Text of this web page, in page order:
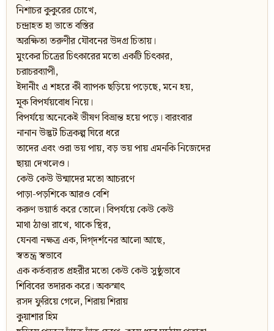
নিশাচর কুকুরের চোখে,
চন্দ্রাহত হা ভাতে বস্তির
অরক্ষিতা তরুণীর যৌবনের উদগ্র চিতায়।
মুংকের চিত্রের চিৎকারের মতো একটি চিৎকার,
চরাচরব্যাপী,
ইদানীং এ শহরে কী ব্যাপক ছড়িয়ে পড়েছে, মনে হয়,
মূক বিপর্যয়বোধ নিয়ে।
বিপর্যয়ে অনেকেই ভীষণ বিভ্রান্ত হয়ে পড়ে। বারংবার
নানান উদ্ভট চিত্রকল্প ঘিরে ধরে
তাদের এবং ওরা ভয় পায়, বড় ভয় পায় এমনকি নিজেদের
ছায়া দেখলেও।
কেউ কেউ উন্মাদের মতো আচরণে
পাড়া-পড়শিকে আরও বেশি
করুণ ভয়ার্ত করে তোলে। বিপর্যয়ে কেউ কেউ
মাথা ঠাণ্ডা রাখে, থাকে স্থির,
যেনবা নক্ষত্র এক, দিগ্‌দর্শনের আলো আছে,
স্বতন্ত্র স্বভাবে
এক কর্তব্যরত প্রহরীর মতো কেউ কেউ সুষ্ঠুভাবে
শিবিবের তদারক করে। অকস্মাৎ
রসদ ফুরিয়ে গেলে, শিরায় শিরায়
কুয়াশার হিম